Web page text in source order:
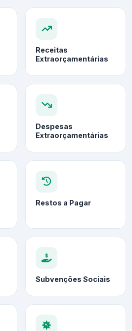
Receitas
Extraorçamentárias
Despesas
Extraorçamentárias
Restos a Pagar
Subvenções Sociais